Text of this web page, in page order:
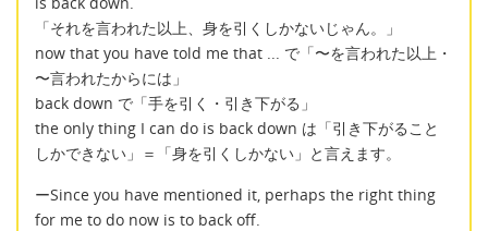
「それを言われた以上、身を引くしかないじゃん。」
now that you have told me that ... で「〜を言われた以上・
〜言われたからには」
back down で「手を引く・引き下がる」
the only thing I can do is back down は「引き下がること
しかできない」＝「身を引くしかない」と言えます。
ーSince you have mentioned it, perhaps the right thing
for me to do now is to back off.